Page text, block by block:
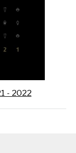
- 2022